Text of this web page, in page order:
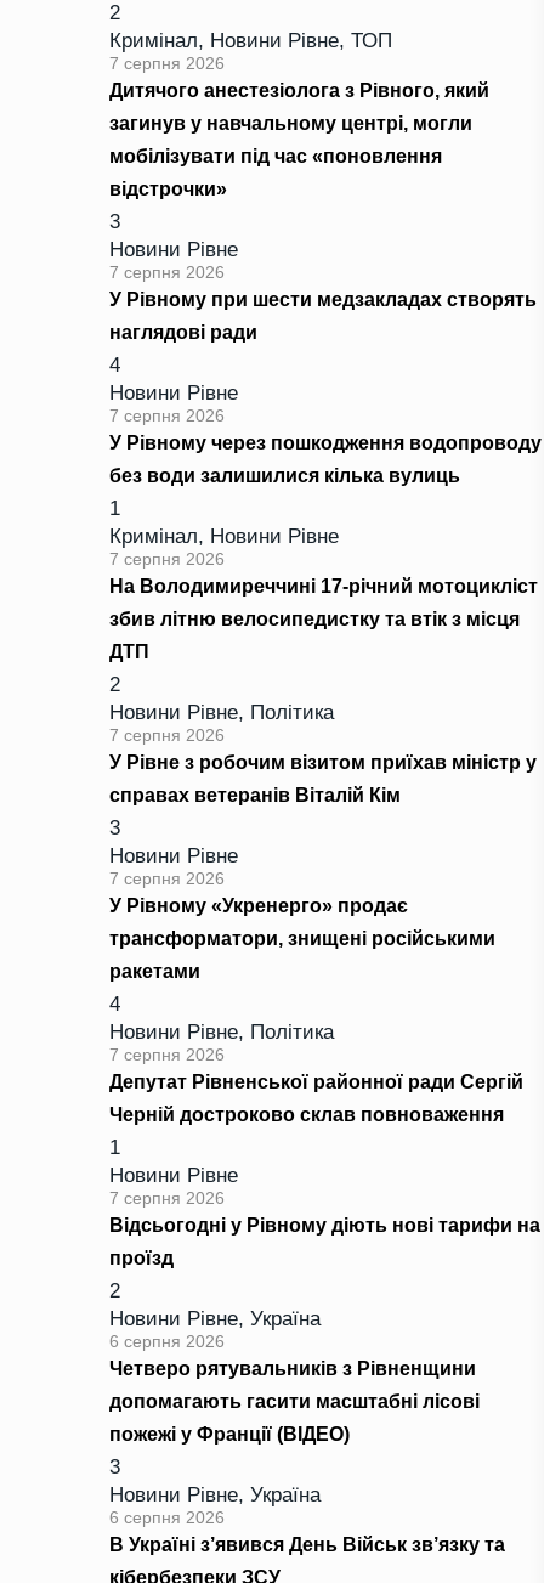
2
Кримінал, Новини Рівне, ТОП
7 серпня 2026
Дитячого анестезіолога з Рівного, який
загинув у навчальному центрі, могли
мобілізувати під час «поновлення
відстрочки»
3
Новини Рівне
7 серпня 2026
У Рівному при шести медзакладах створять
наглядові ради
4
Новини Рівне
7 серпня 2026
У Рівному через пошкодження водопроводу
без води залишилися кілька вулиць
1
Кримінал, Новини Рівне
7 серпня 2026
На Володимиреччині 17-річний мотоцикліст
збив літню велосипедистку та втік з місця
ДТП
2
Новини Рівне, Політика
7 серпня 2026
У Рівне з робочим візитом приїхав міністр у
справах ветеранів Віталій Кім
3
Новини Рівне
7 серпня 2026
У Рівному «Укренерго» продає
трансформатори, знищені російськими
ракетами
4
Новини Рівне, Політика
7 серпня 2026
Депутат Рівненської районної ради Сергій
Черній достроково склав повноваження
1
Новини Рівне
7 серпня 2026
Відсьогодні у Рівному діють нові тарифи на
проїзд
2
Новини Рівне, Україна
6 серпня 2026
Четверо рятувальників з Рівненщини
допомагають гасити масштабні лісові
пожежі у Франції (ВІДЕО)
3
Новини Рівне, Україна
6 серпня 2026
В Україні з’явився День Військ зв’язку та
кібербезпеки ЗСУ